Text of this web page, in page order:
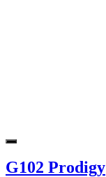
G102 Prodigy